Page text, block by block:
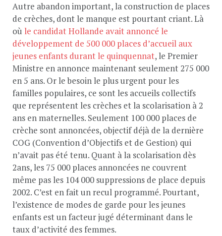
Autre abandon important, la construction de places
de crèches, dont le manque est pourtant criant. Là
où le candidat Hollande avait annoncé le
développement de 500 000 places d’accueil aux
jeunes enfants durant le quinquennat, le Premier
Ministre en annonce maintenant seulement 275 000
en 5 ans. Or le besoin le plus urgent pour les
familles populaires, ce sont les accueils collectifs
que représentent les crèches et la scolarisation à 2
ans en maternelles. Seulement 100 000 places de
crèche sont annoncées, objectif déjà de la dernière
COG (Convention d’Objectifs et de Gestion) qui
n’avait pas été tenu. Quant à la scolarisation dès
2ans, les 75 000 places annoncées ne couvrent
même pas les 104 000 suppressions de place depuis
2002. C’est en fait un recul programmé. Pourtant,
l’existence de modes de garde pour les jeunes
enfants est un facteur jugé déterminant dans le
taux d’activité des femmes.